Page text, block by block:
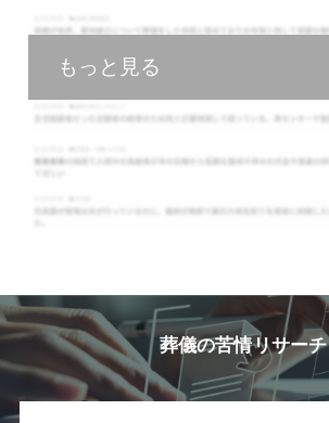
もっと見る
葬儀の苦情リサーチ